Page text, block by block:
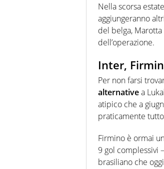
Nella scorsa
aggiungeranno
del belga,
dell’operazione.
Inter,
Per non farsi
alternativea
atipico che a
praticamente
Firmino è ormai
9 gol complessivi
brasiliano che